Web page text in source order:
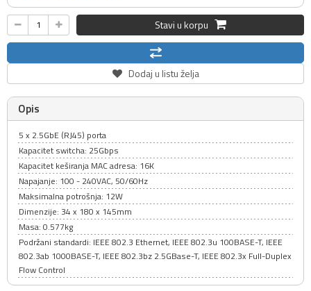
Stavi u korpu
Dodaj u listu želja
Opis
5 x 2.5GbE (RJ45) porta
Kapacitet switcha: 25Gbps
Kapacitet keširanja MAC adresa: 16K
Napajanje: 100 - 240VAC, 50/60Hz
Maksimalna potrošnja: 12W
Dimenzije: 34 x 180 x 145mm
Masa: 0.577kg
Podržani standardi: IEEE 802.3 Ethernet, IEEE 802.3u 100BASE-T, IEEE
802.3ab 1000BASE-T, IEEE 802.3bz 2.5GBase-T, IEEE 802.3x Full-Duplex
Flow Control